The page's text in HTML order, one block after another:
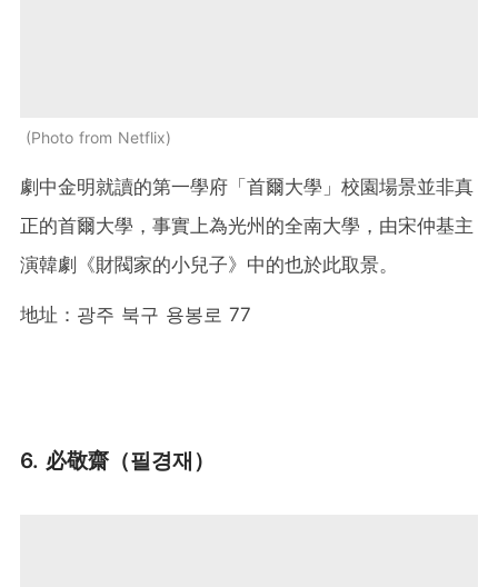
Photo from Netflix
劇中金明就讀的第一學府「首爾大學」校園場景並非真
正的首爾大學，事實上為光州的全南大學，由宋仲基主
演韓劇《財閥家的小兒子》中的也於此取景。
地址：광주 북구 용봉로 77
6. 必敬齋（필경재）